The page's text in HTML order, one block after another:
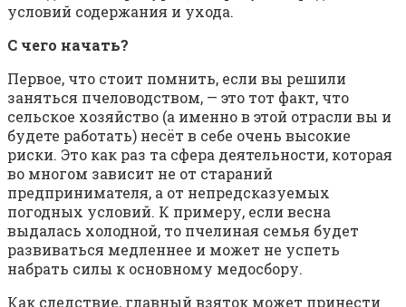
условий содержания и ухода.
C чего начать?
Первое, что стоит помнить, если вы решили
заняться пчеловодством, — это тот факт, что
сельское хозяйство (а именно в этой отрасли вы и
будете работать) несёт в себе очень высокие
риски. Это как раз та сфера деятельности, которая
во многом зависит не от стараний
предпринимателя, а от непредсказуемых
погодных условий. К примеру, если весна
выдалась холодной, то пчелиная семья будет
развиваться медленнее и может не успеть
набрать силы к основному медосбору.
Как следствие, главный взяток может принести